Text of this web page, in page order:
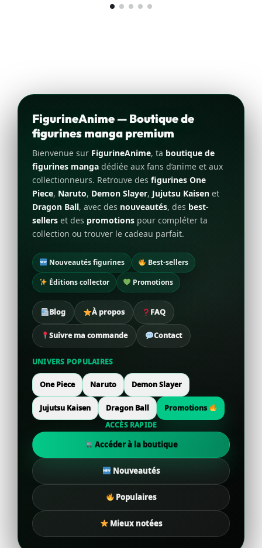
FigurineAnime — Boutique de
figurines manga premium
Bienvenue sur FigurineAnime, ta boutique de
figurines manga dédiée aux fans d’anime et aux
collectionneurs. Retrouve des figurines One
Piece, Naruto, Demon Slayer, Jujutsu Kaisen et
Dragon Ball, avec des nouveautés, des best-
sellers et des promotions pour compléter ta
collection ou trouver le cadeau parfait.
Nouveautés figurines
Best-sellers
Éditions collector
Promotions
Blog À propos FAQ
Suivre ma commande Contact
UNIVERS POPULAIRES
One Piece Naruto Demon Slayer
Jujutsu Kaisen Dragon Ball
Promotions
ACCÈS RAPIDE
Accéder à la boutique
Nouveautés
Populaires
Mieux notées